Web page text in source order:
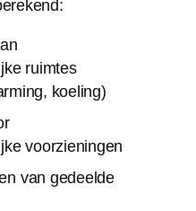
ruimtes
koeling)
voorzieningen
van gedeelde